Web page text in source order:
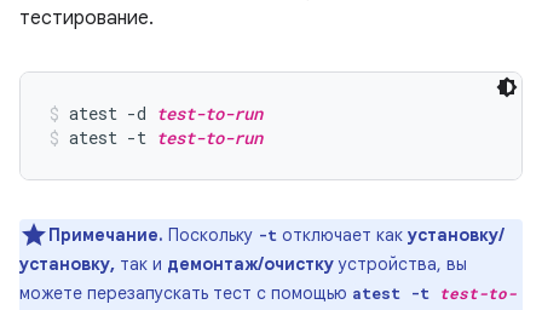
тестирование.
atest -d test-to-run
atest -t test-to-run
Примечание. Поскольку -t отключает как установку/
установку, так и демонтаж/очисткуустройства, вы
можете перезапускать тест с помощью atest -t
test-to-